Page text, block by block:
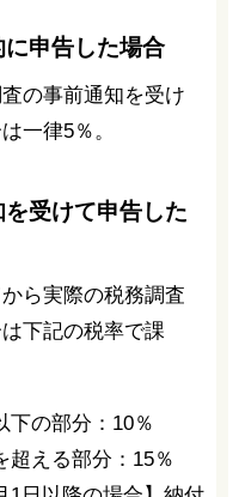
に申告した場合
の事前通知を受け
一律5％。
受けて申告した
ら実際の税務調査
下記の税率で課
下の部分：10％
超える部分：15％